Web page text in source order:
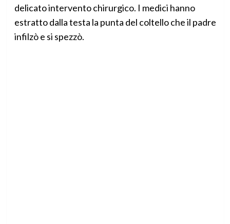
delicato intervento chirurgico. I medici hanno
estratto dalla testa la punta del coltello che il padre
infilzò e si spezzò.